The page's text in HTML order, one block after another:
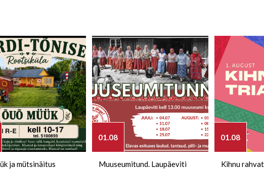
ja mütsinäitus
01.08
Muuseumitund. Laupäeviti
01.08
Kihnu